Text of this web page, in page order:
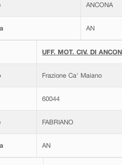
ANCONA
AN
UFF. MOT. CIV. DI
Frazione Ca' Maiano
60044
FABRIANO
AN